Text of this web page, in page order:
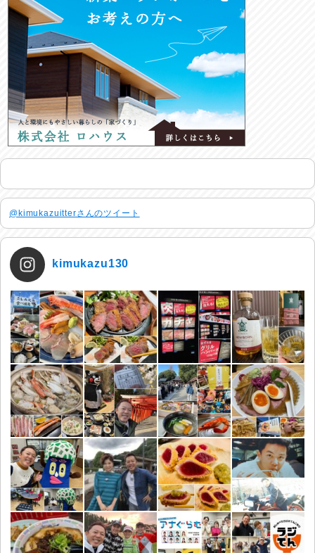
@kimukazuitterさんのツイート
kimukazu130